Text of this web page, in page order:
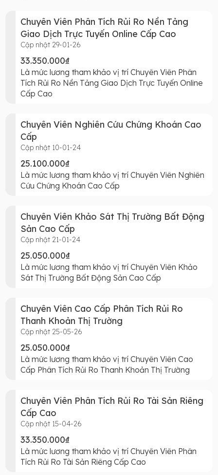
Chuyên Viên Phân Tích Rủi Ro Nền Tảng
Giao Dịch Trực Tuyến Online Cấp Cao
Cập nhật 29-01-26
33.350.000₫
Là mức lương tham khảo vị trí Chuyên Viên Phân
Tích Rủi Ro Nền Tảng Giao Dịch Trực Tuyến Online
Cấp Cao
Chuyên Viên Nghiên Cứu Chứng Khoán Cao
Cấp
Cập nhật 10-01-24
25.100.000₫
Là mức lương tham khảo vị trí Chuyên Viên Nghiên
Cứu Chứng Khoán Cao Cấp
Chuyên Viên Khảo Sát Thị Trường Bất Động
Sản Cao Cấp
Cập nhật 21-01-24
25.050.000₫
Là mức lương tham khảo vị trí Chuyên Viên Khảo
Sát Thị Trường Bất Động Sản Cao Cấp
Chuyên Viên Cao Cấp Phân Tích Rủi Ro
Thanh Khoản Thị Trường
Cập nhật 25-05-26
25.050.000₫
Là mức lương tham khảo vị trí Chuyên Viên Cao
Cấp Phân Tích Rủi Ro Thanh Khoản Thị Trường
Chuyên Viên Phân Tích Rủi Ro Tài Sản Riêng
Cấp Cao
Cập nhật 15-04-26
33.350.000₫
Là mức lương tham khảo vị trí Chuyên Viên Phân
Tích Rủi Ro Tài Sản Riêng Cấp Cao